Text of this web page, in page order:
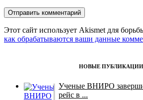
Этот сайт использует Akismet для
как обрабатываются ваши данные
НОВЫЕ ПУБЛИКАЦИИ
Ученые ВНИРО
рейс в ...